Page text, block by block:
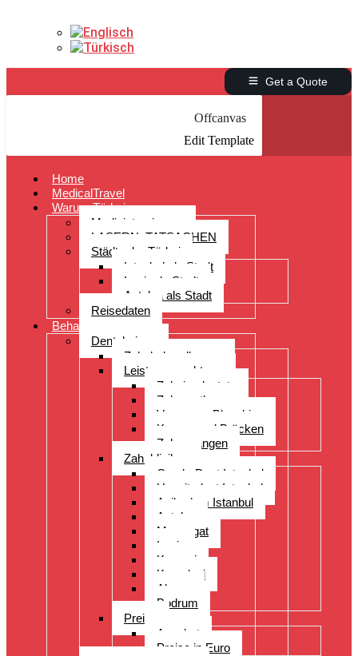
Get a Quote
Offcanvas
Edit Template
Home
MedicalTravel
Warum Türkei
Medizintourismus
LASERN: TATSACHEN
Städte der Türkei
Istanbul als Stadt
Izmir als Stadt
Antalya als Stadt
Reisedaten
Behandlungen
Dentalreisen
Zahnbehandlungen
Leistungsspektrum
Zahnimplantate
Zahnprothesen
Veneers – Bleaching
Kronen und Brücken
Zahnspangen
Zahnkliniken
CenderDent Istanbul
Hospitadent Istanbul
Acibadem Istanbul
Antalya
Manavgat
Izmir
Kayseri
Kusadasi
Alanya
Bodrum
Preise
Angebot
Preise in Euro